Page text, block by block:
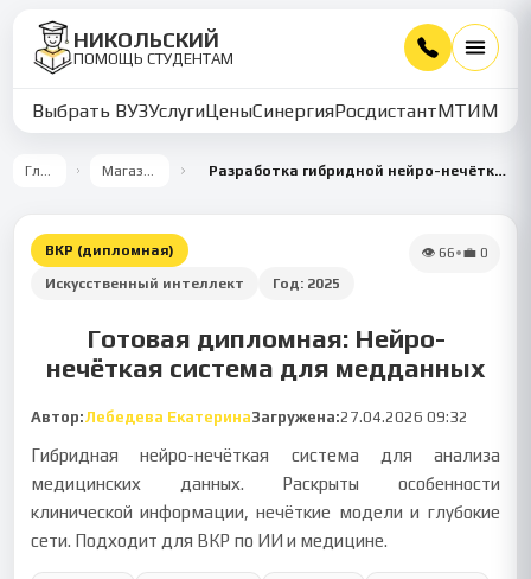
НИКОЛЬСКИЙ
ПОМОЩЬ СТУДЕНТАМ
Выбрать ВУЗУслугиЦеныСинергияРосдистантМТИММУ
Главная Магазин работ Разработка гибридной нейро-нечёткой системы для анализа медицинских данных
ВКР (дипломная)
Искусственный интеллект
Год: 2025
👁 66•💼 0
Готовая дипломная: Нейро-
нечёткая система для медданных
Автор:Лебедева ЕкатеринаЗагружена:27.04.2026 09:32
Гибридная нейро-нечёткая система для анализа
медицинских данных. Раскрыты особенности
клинической информации, нечёткие модели и глубокие
сети. Подходит для ВКР по ИИ и медицине.